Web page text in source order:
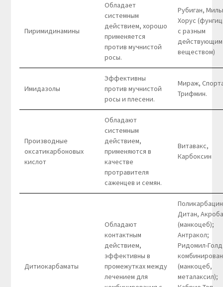
Пиримидинамины
Обладает
системным
действием, хорошо
применяется
против мучнистой
росы.
Рубиган,
Хорус
с разным
действующим
веществом)
Имидазолы
Эффективны
против мучнистой
росы и плесени.
Мираж,
Трифмин.
Производные
оксатикарбоновых
кислот
Обладают
системным
действием,
применяются в
качестве
протравителя
саженцев и семян.
Витавакс,
Карбоксин
Дитиокарбаматы
Обладают
контактным
действием,
эффективны в
промежутках между
лечением для
Дитан,
(манкоцеб);
Антракол;
Ридомил-Голд
(манкоцеб,
металаксил);